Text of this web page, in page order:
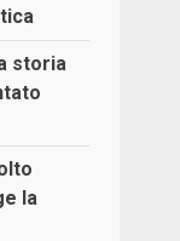
storia
la